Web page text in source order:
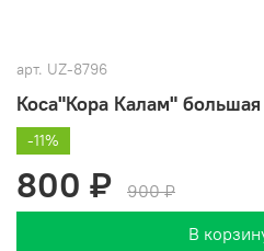
арт. UZ-8796
Коса"Кора Калам" большая
-11%
800 ₽
900 ₽
В